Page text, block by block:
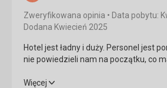
Okolica
Cena
Zweryfikowana opinia
Data pobytu:
Dodana Kwiecień 2025
Hotel jest ładny i duży. Personel jest
nie powiedzieli nam na początku, co
sami, albo powiedziano nam o tym
Hotel jest ładny i duży. Personel jest
Więcej